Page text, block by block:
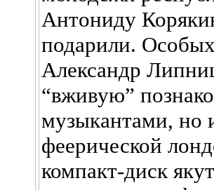
Антониду
подарили. Особых
Александр
“вживую”
музыкантами, но
феерической
компакт-диск